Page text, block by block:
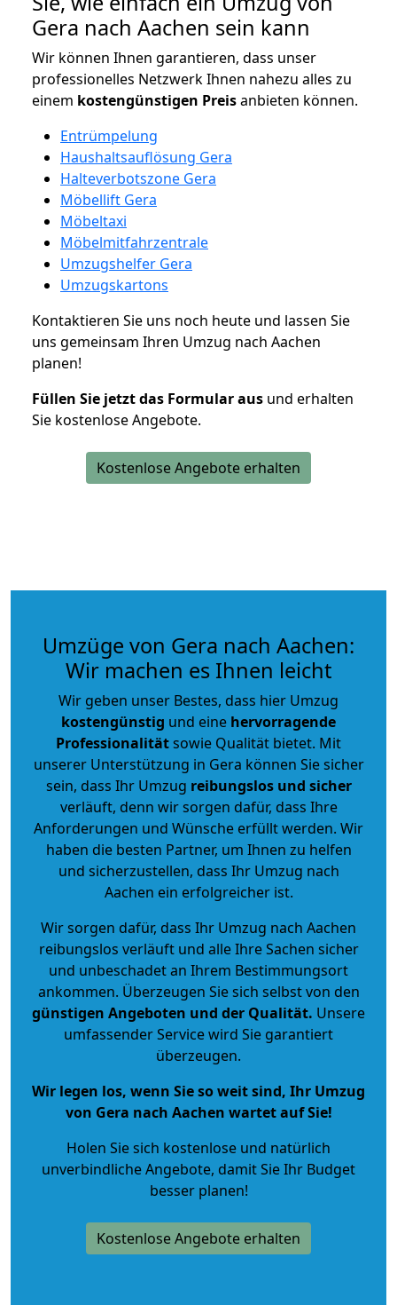
Gera nach Aachen sein kann
Wir können Ihnen garantieren, dass unser
professionelles Netzwerk Ihnen nahezu alles zu
einem kostengünstigen Preisanbieten können.
Entrümpelung
Haushaltsauflösung Gera
Halteverbotszone Gera
Möbellift Gera
Möbeltaxi
Möbelmitfahrzentrale
Umzugshelfer Gera
Umzugskartons
Kontaktieren Sie uns noch heute und lassen Sie
uns gemeinsam Ihren Umzug nach Aachen
planen!
Füllen Sie jetzt das Formular aus und erhalten
Sie kostenlose Angebote.
Kostenlose Angebote erhalten
Umzüge von Gera nach Aachen:
Wir machen es Ihnen leicht
Wir geben unser Bestes, dass hier Umzug
kostengünstig und eine hervorragende
Professionalitätsowie Qualität bietet. Mit
unserer Unterstützung in Gera können Sie sicher
sein, dass Ihr Umzug reibungslos und sicher
verläuft, denn wir sorgen dafür, dass Ihre
Anforderungen und Wünsche erfüllt werden. Wir
haben die besten Partner, um Ihnen zu helfen
und sicherzustellen, dass Ihr Umzug nach
Aachen ein erfolgreicher ist.
Wir sorgen dafür, dass Ihr Umzug nach Aachen
reibungslos verläuft und alle Ihre Sachen sicher
und unbeschadet an Ihrem Bestimmungsort
ankommen. Überzeugen Sie sich selbst von den
günstigen Angeboten und der Qualität. Unsere
umfassender Service wird Sie garantiert
überzeugen.
Wir legen los, wenn Sie so weit sind, Ihr Umzug
von Gera nach Aachen wartet auf Sie!
Holen Sie sich kostenlose und natürlich
unverbindliche Angebote, damit Sie Ihr Budget
besser planen!
Kostenlose Angebote erhalten